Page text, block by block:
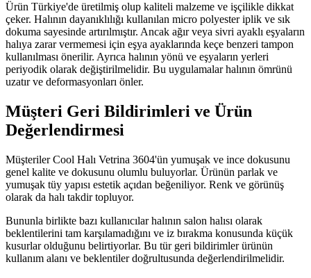
Ürün Türkiye'de üretilmiş olup kaliteli malzeme ve işçilikle dikkat
çeker. Halının dayanıklılığı kullanılan micro polyester iplik ve sık
dokuma sayesinde artırılmıştır. Ancak ağır veya sivri ayaklı eşyaların
halıya zarar vermemesi için eşya ayaklarında keçe benzeri tampon
kullanılması önerilir. Ayrıca halının yönü ve eşyaların yerleri
periyodik olarak değiştirilmelidir. Bu uygulamalar halının ömrünü
uzatır ve deformasyonları önler.
Müşteri Geri Bildirimleri ve Ürün
Değerlendirmesi
Müşteriler Cool Halı Vetrina 3604'ün yumuşak ve ince dokusunu
genel kalite ve dokusunu olumlu buluyorlar. Ürünün parlak ve
yumuşak tüy yapısı estetik açıdan beğeniliyor. Renk ve görünüş
olarak da halı takdir topluyor.
Bununla birlikte bazı kullanıcılar halının salon halısı olarak
beklentilerini tam karşılamadığını ve iz bırakma konusunda küçük
kusurlar olduğunu belirtiyorlar. Bu tür geri bildirimler ürünün
kullanım alanı ve beklentiler doğrultusunda değerlendirilmelidir.